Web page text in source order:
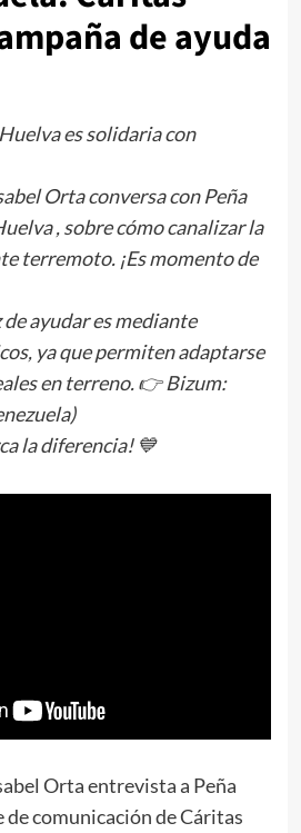
de ayuda
es solidaria con
Orta conversa con Peña
, sobre cómo canalizar la
terremoto. ¡Es momento de
de ayudar es mediante
ya que permiten adaptarse
en terreno. 👉 Bizum:
la diferencia! 💙
Orta entrevista a Peña
comunicación de Cáritas